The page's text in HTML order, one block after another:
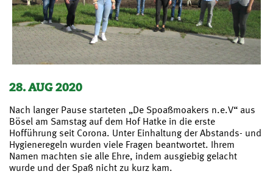
28. AUG 2020
Nach langer Pause starteten „De Spoaßmoakers n.e.V“ aus
Bösel am Samstag auf dem Hof Hatke in die erste
Hofführung seit Corona. Unter Einhaltung der Abstands- und
Hygieneregeln wurden viele Fragen beantwortet. Ihrem
Namen machten sie alle Ehre, indem ausgiebig gelacht
wurde und der Spaß nicht zu kurz kam.